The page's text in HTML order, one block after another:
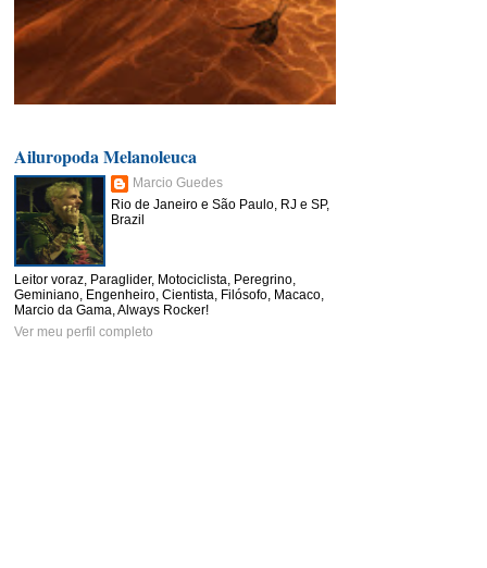
Ailuropoda Melanoleuca
Marcio Guedes
Rio de Janeiro e São Paulo, RJ e SP,
Brazil
Leitor voraz, Paraglider, Motociclista, Peregrino,
Geminiano, Engenheiro, Cientista, Filósofo, Macaco,
Marcio da Gama, Always Rocker!
Ver meu perfil completo